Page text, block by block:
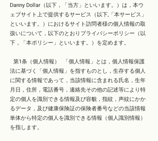
Danny Dollar（以下，「当方」といいます。）は，本ウ
ェブサイト上で提供するサービス（以下,「本サービス」
といいます。）におけるサイト訪問者様の個人情報の取
扱いについて，以下のとおりプライバシーポリシー（以
下，「本ポリシー」といいます。）を定めます。
第1条（個人情報） 「個人情報」とは，個人情報保護
法に基づく「個人情報」を指すものとし，生存する個人
に関する情報であって，当該情報に含まれる氏名，生年
月日，住所，電話番号，連絡先その他の記述等により特
定の個人を識別できる情報及び容貌，指紋，声紋にかか
るデータ，及び健康保険証の保険者番号などの当該情報
単体から特定の個人を識別できる情報（個人識別情報）
を指します。